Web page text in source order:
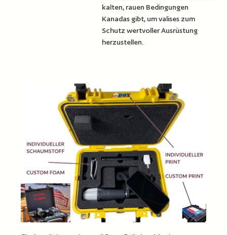
kalten, rauen Bedingungen
Kanadas gibt, um valises zum
Schutz wertvoller Ausrüstung
herzustellen.